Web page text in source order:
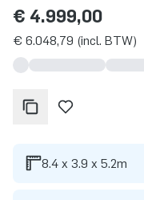
€ 4.999,00
€ 6.048,79 (incl. BTW)
8.4 x 3.9 x 5.2m